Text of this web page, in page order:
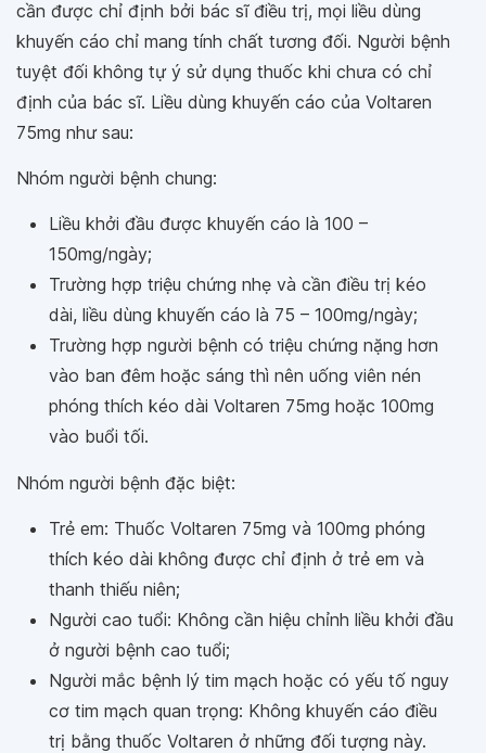
cần được chỉ định bởi bác sĩ điều trị, mọi liều dùng
khuyến cáo chỉ mang tính chất tương đối. Người bệnh
tuyệt đối không tự ý sử dụng thuốc khi chưa có chỉ
định của bác sĩ. Liều dùng khuyến cáo của Voltaren
75mg như sau:
Nhóm người bệnh chung:
Liều khởi đầu được khuyến cáo là 100 –
150mg/ngày;
Trường hợp triệu chứng nhẹ và cần điều trị kéo
dài, liều dùng khuyến cáo là 75 – 100mg/ngày;
Trường hợp người bệnh có triệu chứng nặng hơn
vào ban đêm hoặc sáng thì nên uống viên nén
phóng thích kéo dài Voltaren 75mg hoặc 100mg
vào buổi tối.
Nhóm người bệnh đặc biệt:
Trẻ em: Thuốc Voltaren 75mg và 100mg phóng
thích kéo dài không được chỉ định ở trẻ em và
thanh thiếu niên;
Người cao tuổi: Không cần hiệu chỉnh liều khởi đầu
ở người bệnh cao tuổi;
Người mắc bệnh lý tim mạch hoặc có yếu tố nguy
cơ tim mạch quan trọng: Không khuyến cáo điều
trị bằng thuốc Voltaren ở những đối tượng này.